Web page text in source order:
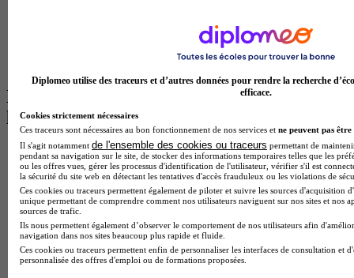
Les intitulés de diplôme par alternance
les plus recherchés
BTS Esf en alternance
BTS Dietetique en alternance
BTS Mco en alternance
BTS Pi en alternance
BTS Sp3s en alternance
Master CCA en alternance
BTS Ndrc en alternance
BTS Sam en alternance
Cap Fleuriste en alternance
Diplomeo utilise des traceurs et d’autres données pour rendre la recherche
efficace.
Cookies strictement nécessaires
Ces traceurs sont nécessaires au bon fonctionnement de nos services et ne peuvent pas être
Il s'agit notamment de l'ensemble des cookies ou traceurs permettant de
pendant sa navigation sur le site, de stocker des informations temporaires telles que les
ou les offres vues, gérer les processus d'identification de l'utilisateur, vérifier s'il est
la sécurité du site web en détectant les tentatives d'accès frauduleux ou les violations de
Ces cookies ou traceurs permettent également de piloter et suivre les sources d'acquisition
unique permettant de comprendre comment nos utilisateurs naviguent sur nos sites et nos
sources de trafic.
Ils nous permettent également d’observer le comportement de nos utilisateurs afin
navigation dans nos sites beaucoup plus rapide et fluide.
Ces cookies ou traceurs permettent enfin de personnaliser les interfaces de consultation et
personnalisée des offres d'emploi ou de formations proposées.